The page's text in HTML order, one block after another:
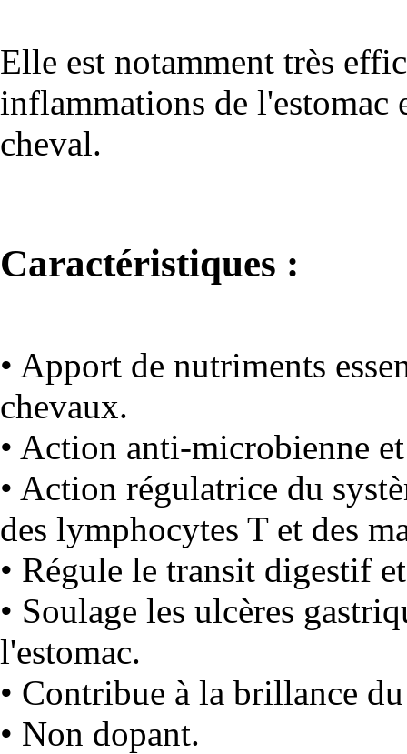
Elle est notamment très
inflammations de l'estomac
cheval.
Caractéristiques :
• Apport de nutriments
chevaux.
• Action anti-microbienne
• Action régulatrice du
des lymphocytes T et des
• Régule le transit digestif
• Soulage les ulcères
l'estomac.
• Contribue à la brillance
• Non dopant.